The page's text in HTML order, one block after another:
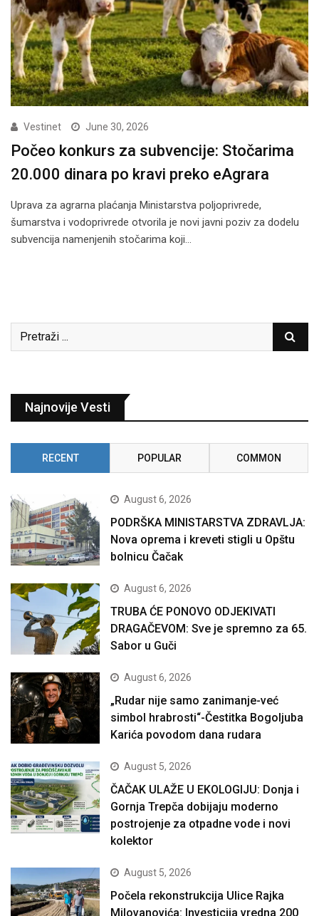
Vestinet June 30, 2026
Počeo konkurs za subvencije: Stočarima
20.000 dinara po kravi preko eAgrara
Uprava za agrarna plaćanja Ministarstva poljoprivrede,
šumarstva i vodoprivrede otvorila je novi javni poziv za dodelu
subvencija namenjenih stočarima koji…
Najnovije Vesti
RECENT POPULAR COMMON
August 6, 2026
PODRŠKA MINISTARSTVA ZDRAVLJA:
Nova oprema i kreveti stigli u Opštu
bolnicu Čačak
August 6, 2026
TRUBA ĆE PONOVO ODJEKIVATI
DRAGAČEVOM: Sve je spremno za 65.
Sabor u Guči
August 6, 2026
„Rudar nije samo zanimanje-već
simbol hrabrosti“-Čestitka Bogoljuba
Karića povodom dana rudara
August 5, 2026
ČAČAK ULAŽE U EKOLOGIJU: Donja i
Gornja Trepča dobijaju moderno
postrojenje za otpadne vode i novi
kolektor
August 5, 2026
Počela rekonstrukcija Ulice Rajka
Milovanovića: Investicija vredna 200